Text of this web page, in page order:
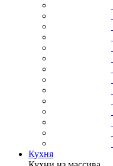
Кухня